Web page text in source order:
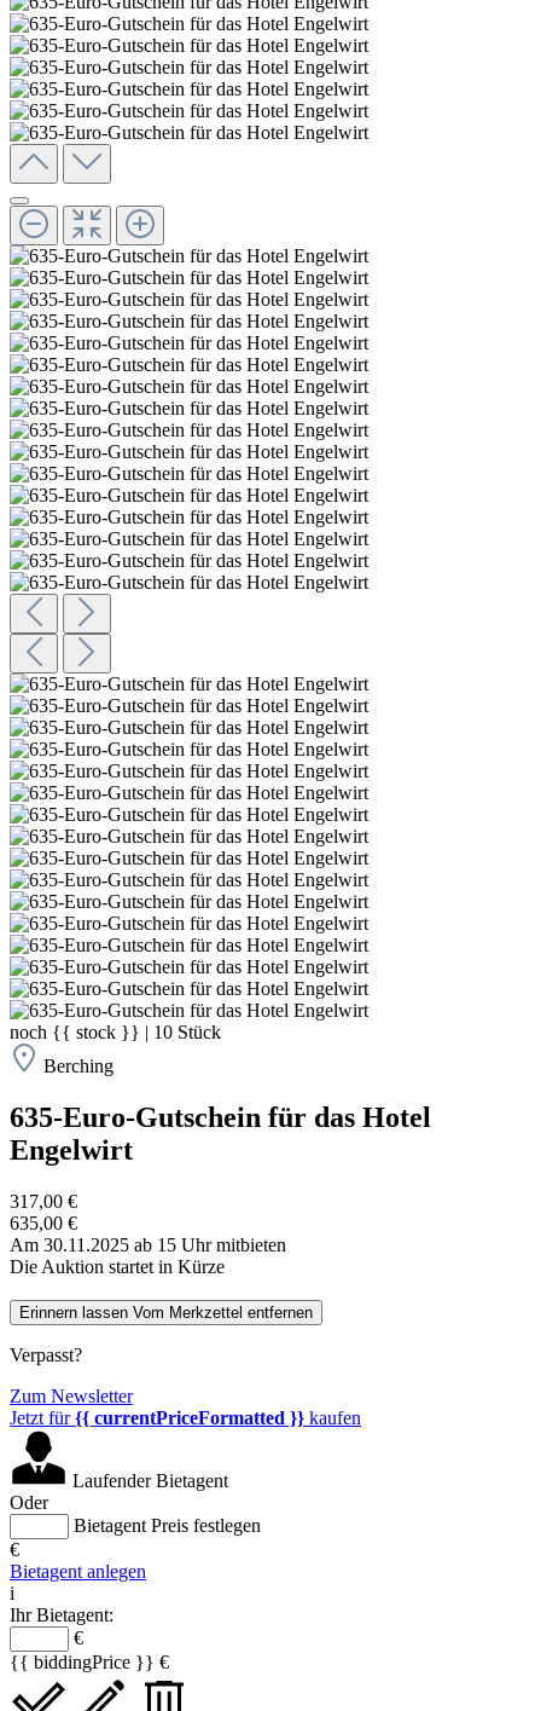
noch {{ stock }} | 10 Stück
Berching
635-Euro-Gutschein für das Hotel
Engelwirt
317,00 €
635,00 €
Am 30.11.2025 ab 15 Uhr mitbieten
Die Auktion startet in Kürze
Erinnern lassen Vom Merkzettel entfernen
Verpasst?
Zum Newsletter
Jetzt für{{ currentPriceFormatted }} kaufen
Laufender Bietagent
Oder
Bietagent Preis festlegen
€
Bietagent anlegen
i
Ihr Bietagent:
€
{{ biddingPrice }} €